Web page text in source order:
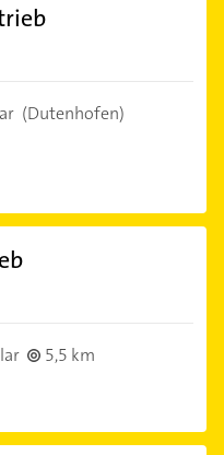
(Dutenhofen)
5,5 km